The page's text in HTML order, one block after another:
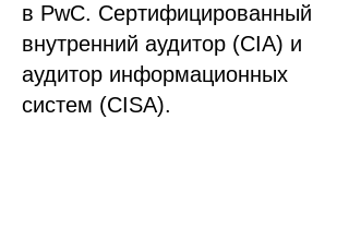
в PwC. Сертифицированный
внутренний аудитор (CIA) и
аудитор информационных
систем (CISA).